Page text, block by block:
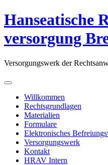
Hanseatische
versorgung
Versorgungswerk der
Willkommen
Rechtsgrundlagen
Materialien
Formulare
Elektronisches
Versorgungswerk
Kontakt
HRAV Intern